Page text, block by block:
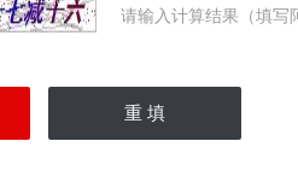
请输入计算结果（填写